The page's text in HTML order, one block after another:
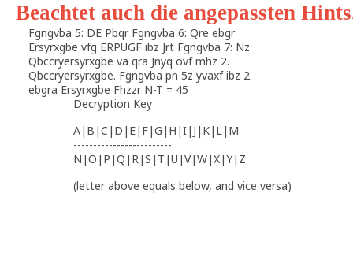
Beachtet auch die angepassten
Fgngvba 5: DE Pbqr Fgngvba 6: Qre ebgr
Ersyrxgbe vfg ERPUGF ibz Jrt Fgngvba 7: Nz
Qbccryersyrxgbe va qra Jnyq ovf mhz 2.
Qbccryersyrxgbe. Fgngvba pn 5z yvaxf ibz 2.
ebgra Ersyrxgbe Fhzzr N-T = 45
Decryption Key
A|B|C|D|E|F|G|H|I|J|K|L|M
-------------------------
N|O|P|Q|R|S|T|U|V|W|X|Y|Z
(letter above equals below, and vice versa)